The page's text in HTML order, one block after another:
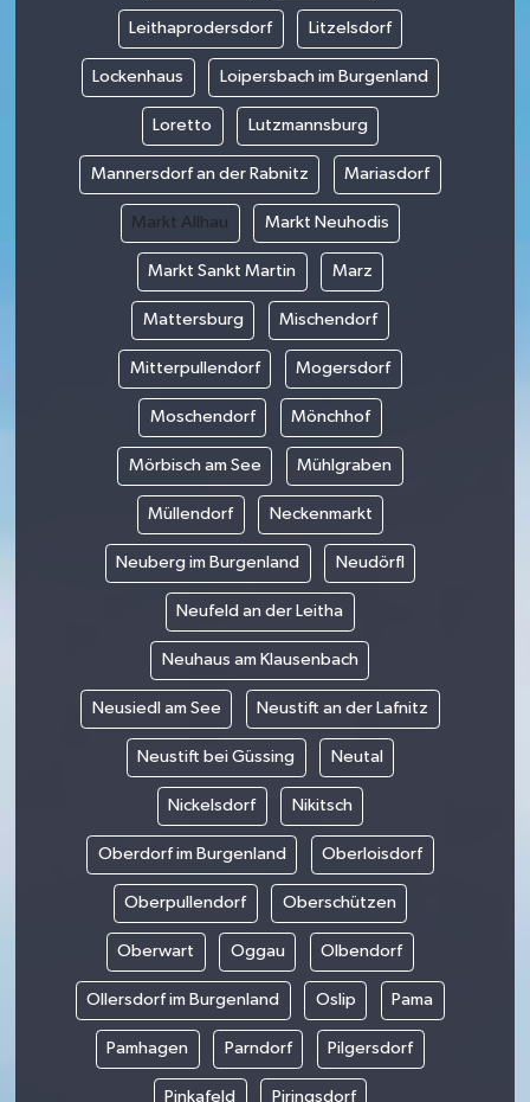
Leithaprodersdorf Litzelsdorf
Lockenhaus Loipersbach im Burgenland
Loretto Lutzmannsburg
Mannersdorf an der Rabnitz Mariasdorf
Markt Allhau Markt Neuhodis
Markt Sankt Martin Marz
Mattersburg Mischendorf
Mitterpullendorf Mogersdorf
Moschendorf Mönchhof
Mörbisch am See Mühlgraben
Müllendorf Neckenmarkt
Neuberg im Burgenland Neudörfl
Neufeld an der Leitha
Neuhaus am Klausenbach
Neusiedl am See Neustift an der Lafnitz
Neustift bei Güssing Neutal
Nickelsdorf Nikitsch
Oberdorf im Burgenland Oberloisdorf
Oberpullendorf Oberschützen
Oberwart Oggau Olbendorf
Ollersdorf im Burgenland Oslip Pama
Pamhagen Parndorf Pilgersdorf
Pinkafeld Piringsdorf